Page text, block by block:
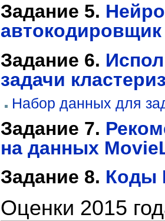
Задание 5.
Задание 6.
задачи
Набор данных для
Задание 7.
на данных
Задание 8. Коды
Оценки 2015